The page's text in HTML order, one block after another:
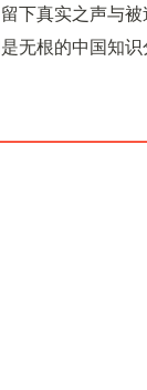
下真实之声与
无根的中国知识